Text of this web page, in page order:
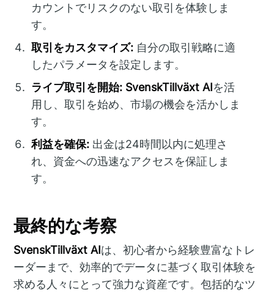
カウントでリスクのない取引を体験しま
す。
取引をカスタマイズ: 自分の取引戦略に適
したパラメータを設定します。
ライブ取引を開始: SvenskTillväxt AIを活
用し、取引を始め、市場の機会を活かしま
す。
利益を確保: 出金は24時間以内に処理さ
れ、資金への迅速なアクセスを保証しま
す。
最終的な考察
SvenskTillväxt AIは、初心者から経験豊富なトレ
ーダーまで、効率的でデータに基づく取引体験を
求める人々にとって強力な資産です。包括的なツ